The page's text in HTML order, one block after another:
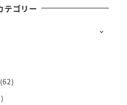
テゴリー
(62)